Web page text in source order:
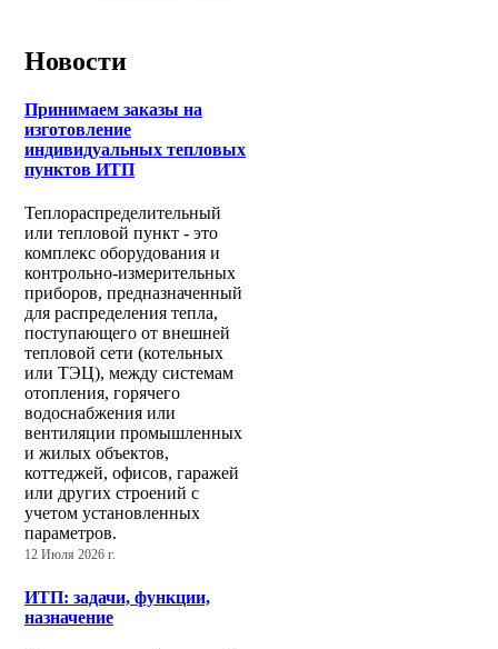
Новости
Принимаем заказы на
изготовление
индивидуальных тепловых
пунктов ИТП
Теплораспределительный
или тепловой пункт - это
комплекс оборудования и
контрольно-измерительных
приборов, предназначенный
для распределения тепла,
поступающего от внешней
тепловой сети (котельных
или ТЭЦ), между системам
отопления, горячего
водоснабжения или
вентиляции промышленных
и жилых объектов,
коттеджей, офисов, гаражей
или других строений с
учетом установленных
параметров.
12 Июля 2026 г.
ИТП: задачи, функции,
назначение